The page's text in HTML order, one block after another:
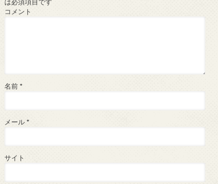
は必須項目です
コメント
名前 *
メール *
サイト